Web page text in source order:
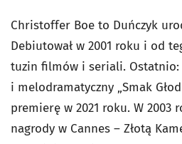
Christoffer Boe to Duńczyk
Debiutował w 2001 roku i od
tuzin filmów i seriali. Ostatnio:
i melodramatyczny „Smak
premierę w 2021 roku. W 2003
nagrody w Cannes – Złotą